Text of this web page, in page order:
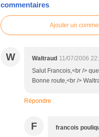
commentaires
Ajouter un
W Waltraud 11/07/2006
Salut Francois,<br />
Bonne route,<br />
Répondre
F francois